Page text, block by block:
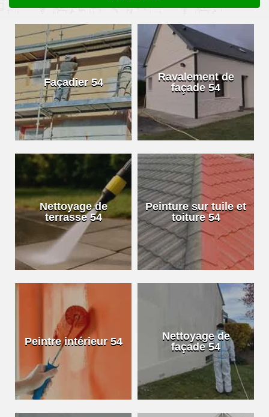
Façadier 54
Ravalement de
façade 54
Nettoyage de
terrasse 54
Peinture sur tuile et
toiture 54
Peintre intérieur 54
Nettoyage de
façade 54